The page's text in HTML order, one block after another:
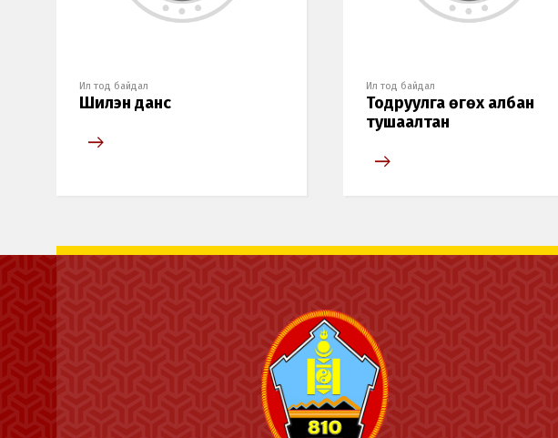
Ил тод байдал
Шилэн данс
Ил тод байдал
Тодруулга өгөх албан
тушаалтан